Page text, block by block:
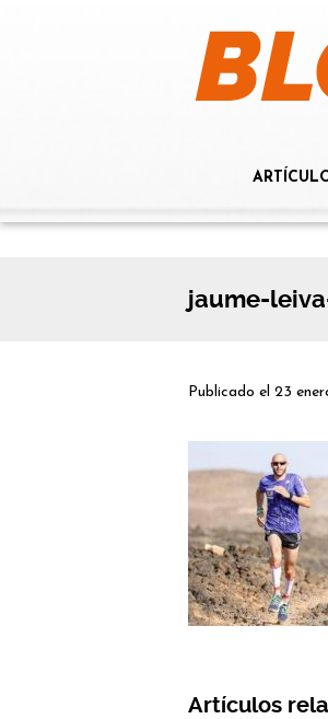
jaume-
Publicado el 23
Artículos